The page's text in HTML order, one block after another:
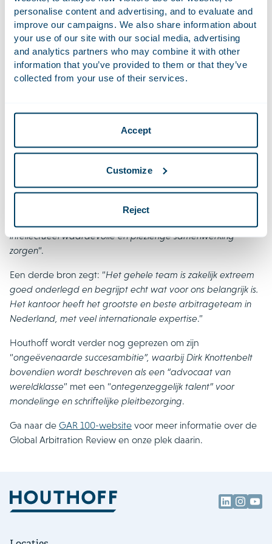
personalise content and advertising, and to evaluate and
improve our campaigns. We also share information about
your use of our site with our social media, advertising
and analytics partners who may combine it with other
information that you’ve provided to them or that they’ve
collected from your use of their services.
Accept
Customize
Reject
Reacties van cliënten
Eén cliënt die door Houthoff is bijgestaan in verschillende
arbitrages waarbij de belangen in de honderden miljoenen
liepen, noemt het kantoor“supersnel, toegewijd en
doeltreffend” en “zonder meer een topspeler binnen zijn
Een andere cliënt beschrijft het team als “
ervaren partners omringd door ambitieuze associates”,
waardoor zij “werk van buitengewone kwaliteit leveren dat
precies aansluit bij de cliënt“.
Dezelfde cliënt prijst de “diepgaande juridische kennis en
nietsontgaande blik” van Stouten, wiens “vlijmscherpe
intellectueel waardevolle en plezierige samenwerking
zorgen“.
Een derde bron zegt: “Het gehele team is zakelijk extreem
goed onderlegd en begrijpt echt wat voor ons belangrijk is.
Het kantoor heeft het grootste en beste arbitrageteam in
Nederland, met veel internationale expertise.”
Houthoff wordt verder nog geprezen om zijn
“ongeëvenaarde succesambitie”, waarbij Dirk Knottenbelt
bovendien wordt beschreven als een “advocaat van
wereldklasse” met een “ontegenzeggelijk talent” voor
mondelinge en schriftelijke pleitbezorging.
Ga naar de GAR 100-website voor meer informatie over de
Global Arbitration Review en onze plek daarin.